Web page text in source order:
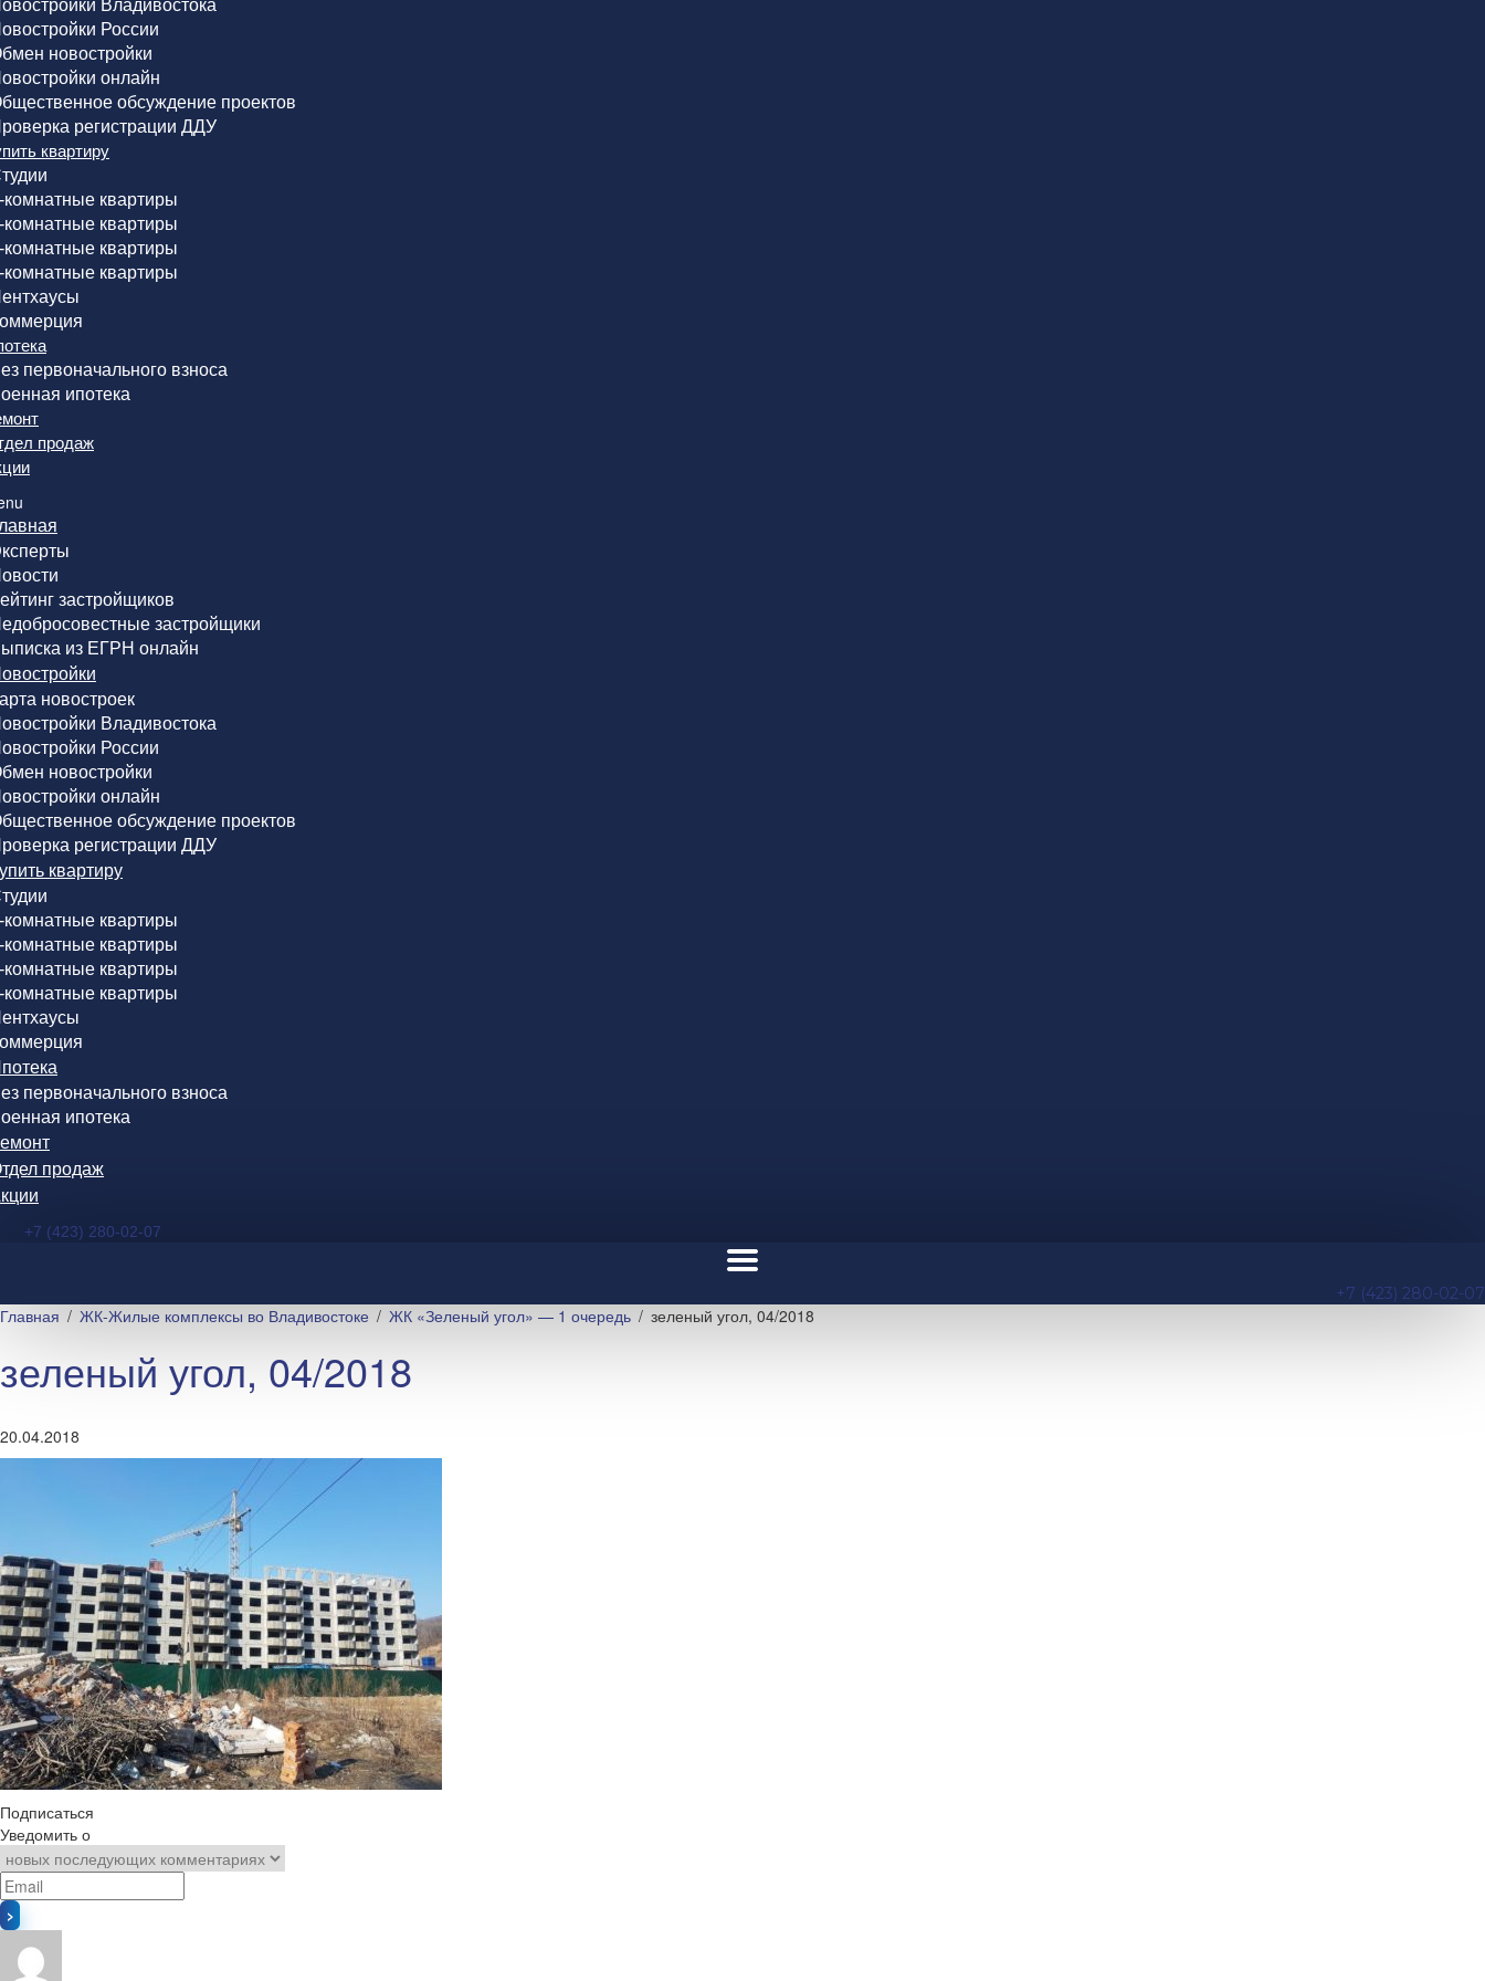
Владивостока
России
новостройки
онлайн
обсуждение проектов
регистрации ДДУ
квартиру
комнатные квартиры
комнатные квартиры
комнатные квартиры
комнатные квартиры
первоначального взноса
ипотека
продаж
застройщиков
застройщики
из ЕГРН онлайн
новостроек
Владивостока
России
новостройки
онлайн
обсуждение проектов
регистрации ДДУ
квартиру
комнатные квартиры
комнатные квартиры
комнатные квартиры
комнатные квартиры
первоначального взноса
ипотека
продаж
+7 (423) 280-02-07
+7 (423) 280-02-07
Главная ЖК-Жилые комплексы во Владивостоке ЖК «Зеленый угол» — 1 очередь зеленый угол, 04/2018
зеленый угол, 04/2018
20.04.2018
Подписаться
Уведомить о